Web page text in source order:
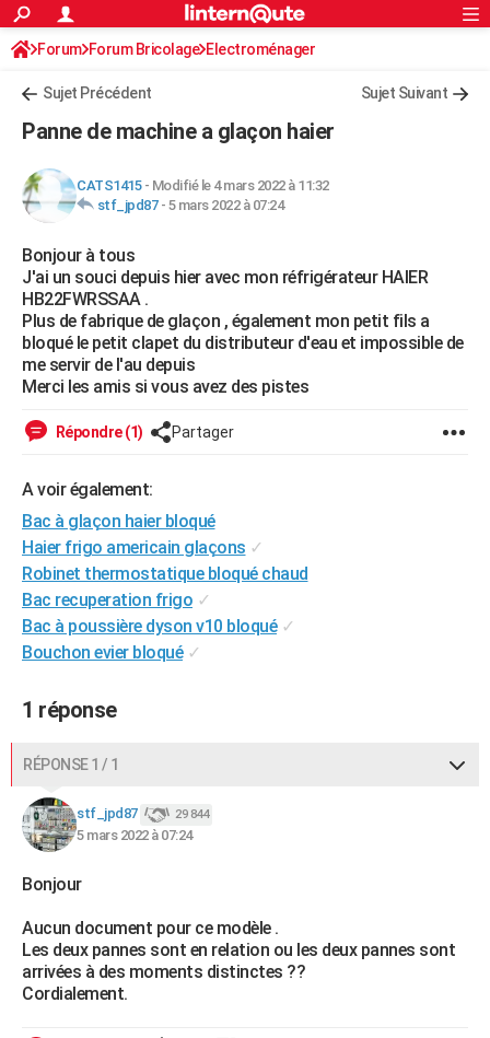
ACTUALITÉS
Politique
Société
Faits Divers
Education
Monde
Villes
+
Retraite
Impôts
Epargne
Immobilier
Risques naturels par ville
Banque
Assurance
Crédit
AUTO
HIGH-TECH
Mobiles
Meilleur smartphone
Internet
Ordinateurs
Jeux vidéo
Guide high-tech
+BRICOLAGE
Forum
Aménagement intérieur
Extérieur
Cuisine
Salle de bains
Jardinage
Rangement
WEEK-END
Guides de France
Escapades
Patrimoine
Expositions
Musées
Week-end nature
+LIFESTYLE
Art de vivre
Bien-être
Loisirs
Mode
Modes de vie
SANTE
Destinations
City break
Voyage nature
Voyage de noces
Forum
Climat
+PHOTO
GUIDES D'ACHAT
BONS PLANS
CARTE DE VOEUX
S'inscrire
Se connecter
Lycées
Collèges
Primaires
Universités
Entreprises
Service militaire
Avis de recherche
AVIS DE DÉCÈS
S'inscrire
Connexion
Forum Forum Bricolage Electroménager
Sujet Précédent Sujet Suivant
Panne de machine a glaçon haier
CATS1415- Modifié le 4 mars 2022 à 11:32
stf_jpd87- 5 mars 2022 à 07:24
Bonjour à tous
J'ai un souci depuis hier avec mon réfrigérateur HAIER
HB22FWRSSAA .
Plus de fabrique de glaçon , également mon petit fils a
bloqué le petit clapet du distributeur d'eau et impossible de
me servir de l'au depuis
Merci les amis si vous avez des pistes
Répondre (1) Partager
A voir également:
Bac à glaçon haier bloqué
Haier frigo americain glaçons ✓
Robinet thermostatique bloqué chaud
Bac recuperation frigo ✓
Bac à poussière dyson v10 bloqué ✓
Bouchon evier bloqué ✓
1 réponse
RÉPONSE 1 / 1
stf_jpd87 29 844
5 mars 2022 à 07:24
Bonjour
Aucun document pour ce modèle .
Les deux pannes sont en relation ou les deux pannes sont
arrivées à des moments distinctes ??
Cordialement.